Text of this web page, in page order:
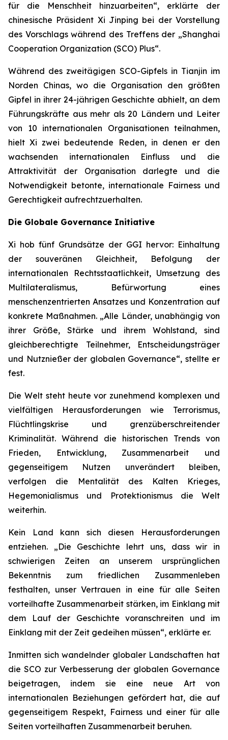
für die Menschheit hinzuarbeiten“, erklärte der
chinesische Präsident Xi Jinping bei der Vorstellung
des Vorschlags während des Treffens der „Shanghai
Cooperation Organization (SCO) Plus“.
Während des zweitägigen SCO-Gipfels in Tianjin im
Norden Chinas, wo die Organisation den größten
Gipfel in ihrer 24-jährigen Geschichte abhielt, an dem
Führungskräfte aus mehr als 20 Ländern und Leiter
von 10 internationalen Organisationen teilnahmen,
hielt Xi zwei bedeutende Reden, in denen er den
wachsenden internationalen Einfluss und die
Attraktivität der Organisation darlegte und die
Notwendigkeit betonte, internationale Fairness und
Gerechtigkeit aufrechtzuerhalten.
Die Globale Governance Initiative
Xi hob fünf Grundsätze der GGI hervor: Einhaltung
der souveränen Gleichheit, Befolgung der
internationalen Rechtsstaatlichkeit, Umsetzung des
Multilateralismus, Befürwortung eines
menschenzentrierten Ansatzes und Konzentration auf
konkrete Maßnahmen. „Alle Länder, unabhängig von
ihrer Größe, Stärke und ihrem Wohlstand, sind
gleichberechtigte Teilnehmer, Entscheidungsträger
und Nutznießer der globalen Governance“, stellte er
fest.
Die Welt steht heute vor zunehmend komplexen und
vielfältigen Herausforderungen wie Terrorismus,
Flüchtlingskrise und grenzüberschreitender
Kriminalität. Während die historischen Trends von
Frieden, Entwicklung, Zusammenarbeit und
gegenseitigem Nutzen unverändert bleiben,
verfolgen die Mentalität des Kalten Krieges,
Hegemonialismus und Protektionismus die Welt
weiterhin.
Kein Land kann sich diesen Herausforderungen
entziehen. „Die Geschichte lehrt uns, dass wir in
schwierigen Zeiten an unserem ursprünglichen
Bekenntnis zum friedlichen Zusammenleben
festhalten, unser Vertrauen in eine für alle Seiten
vorteilhafte Zusammenarbeit stärken, im Einklang mit
dem Lauf der Geschichte voranschreiten und im
Einklang mit der Zeit gedeihen müssen“, erklärte er.
Inmitten sich wandelnder globaler Landschaften hat
die SCO zur Verbesserung der globalen Governance
beigetragen, indem sie eine neue Art von
internationalen Beziehungen gefördert hat, die auf
gegenseitigem Respekt, Fairness und einer für alle
Seiten vorteilhaften Zusammenarbeit beruhen.